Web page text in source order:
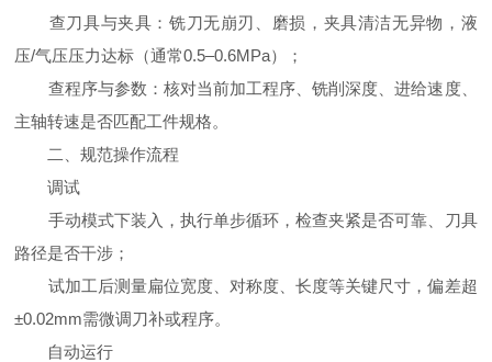
查刀具与夹具：铣刀无崩刃、磨损，夹具清洁无异物，液
压/气压压力达标（通常0.5–0.6MPa）；
查程序与参数：核对当前加工程序、铣削深度、进给速度、
主轴转速是否匹配工件规格。
二、规范操作流程
调试
手动模式下装入，执行单步循环，检查夹紧是否可靠、刀具
路径是否干涉；
试加工后测量扁位宽度、对称度、长度等关键尺寸，偏差超
±0.02mm需微调刀补或程序。
自动运行